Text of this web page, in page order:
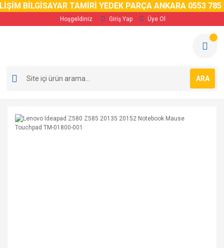
BİLGİSAYAR TAMİRİ YEDEK PARÇA ANKARA 0553 785
Hoşgeldiniz Giriş Yap Üye Ol
ARA